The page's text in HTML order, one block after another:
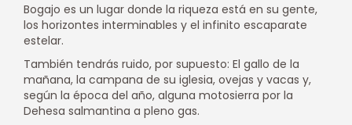
Bogajo es un lugar donde la riqueza está en su gente,
los horizontes interminables y el infinito escaparate
estelar.
También tendrás ruido, por supuesto: El gallo de la
mañana, la campana de su iglesia, ovejas y vacas y,
según la época del año, alguna motosierra por la
Dehesa salmantina a pleno gas.